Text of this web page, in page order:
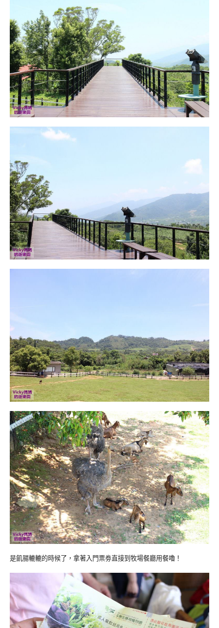
是飢腸轆轆的時候了，拿著入門票劵直接到牧場餐廳用餐嚕！